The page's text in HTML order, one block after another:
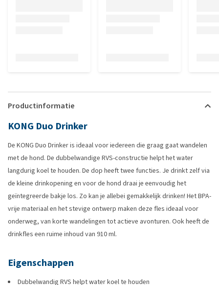
Productinformatie
KONG Duo Drinker
De KONG Duo Drinker is ideaal voor iedereen die graag gaat wandelen
met de hond. De dubbelwandige RVS-constructie helpt het water
langdurig koel te houden. De dop heeft twee functies. Je drinkt zelf via
de kleine drinkopening en voor de hond draai je eenvoudig het
geïntegreerde bakje los. Zo kan je allebei gemakkelijk drinken! Het BPA-
vrije materiaal en het stevige ontwerp maken deze fles ideaal voor
onderweg, van korte wandelingen tot actieve avonturen. Ook heeft de
drinkfles een ruime inhoud van 910 ml.
Eigenschappen
Dubbelwandig RVS helpt water koel te houden